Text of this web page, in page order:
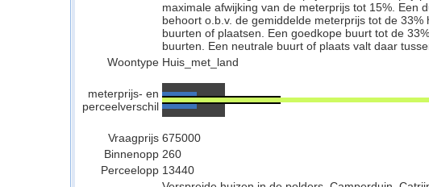
maximale afwijking van de meterprijs tot 15%. Een
behoort o.b.v. de gemiddelde meterprijs tot de 33%
buurten of plaatsen. Een goedkope buurt tot de
buurten. Een neutrale buurt of plaats valt daar
Woontype Huis_met_land
meterprijs- en
perceelverschil
Vraagprijs 675000
Binnenopp 260
Perceelopp 13440